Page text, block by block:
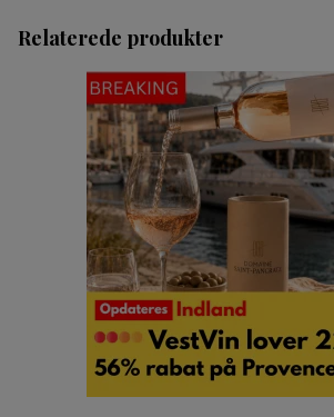
Relaterede produkter